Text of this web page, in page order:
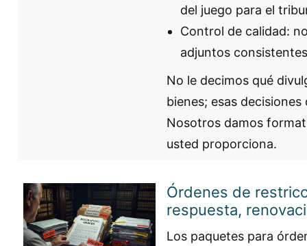
del juego para el
Control de calidad:
adjuntos
No le decimos qué
bienes; esas
Nosotros damos
usted proporciona.
Órdenes de
respuesta,
Los paquetes para